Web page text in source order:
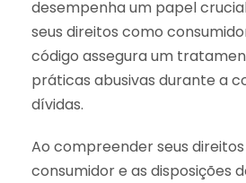
desempenha um papel
seus direitos como
código assegura um
práticas abusivas durante a
dívidas.
Ao compreender seus
consumidor e as disposições